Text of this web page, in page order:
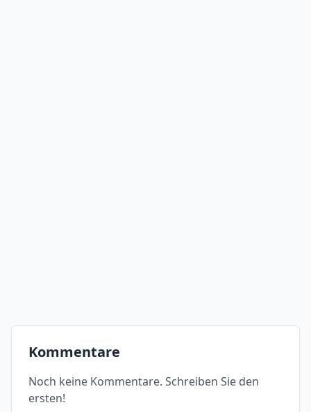
Kommentare
Noch keine Kommentare. Schreiben Sie den
ersten!